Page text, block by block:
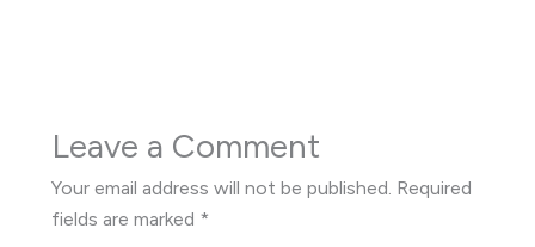
Leave a Comment
Your email address will not be published. Required
fields are marked *